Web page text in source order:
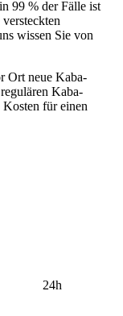
99 % der Fälle ist
wissen Sie von
Ort neue Kaba-
Kaba-
für einen
24h